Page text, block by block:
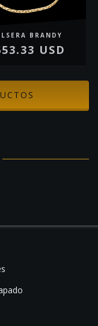
BRANDY
USD